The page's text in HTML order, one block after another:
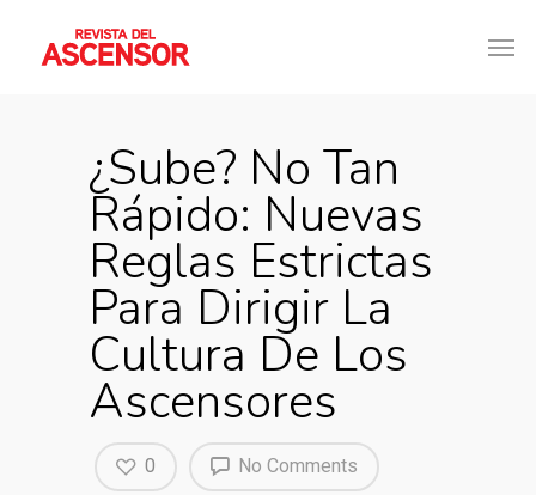
¿Sube? No Tan
Rápido: Nuevas
Reglas Estrictas
Para Dirigir La
Cultura De Los
Ascensores
No Comments
0